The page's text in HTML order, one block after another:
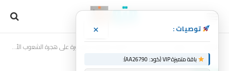
كيف أثرت المناظر الطبيعية المتطورة على هجرة الشعوب الأولى إلى أستراليا
توصيات : ×
باقة متميزة VIP (كود: AA26790):